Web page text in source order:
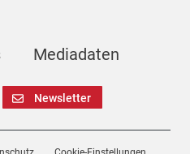
Mediadaten
Newsletter